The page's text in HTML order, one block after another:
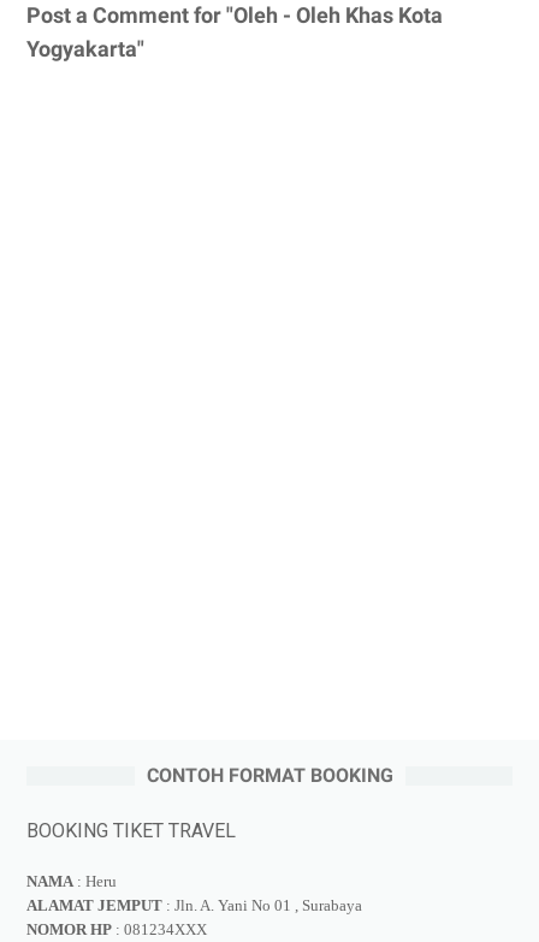
Post a Comment for "Oleh - Oleh Khas Kota
Yogyakarta"
CONTOH FORMAT BOOKING
BOOKING TIKET TRAVEL
NAMA : Heru
ALAMAT JEMPUT : Jln. A. Yani No 01 , Surabaya
NOMOR HP : 081234XXX